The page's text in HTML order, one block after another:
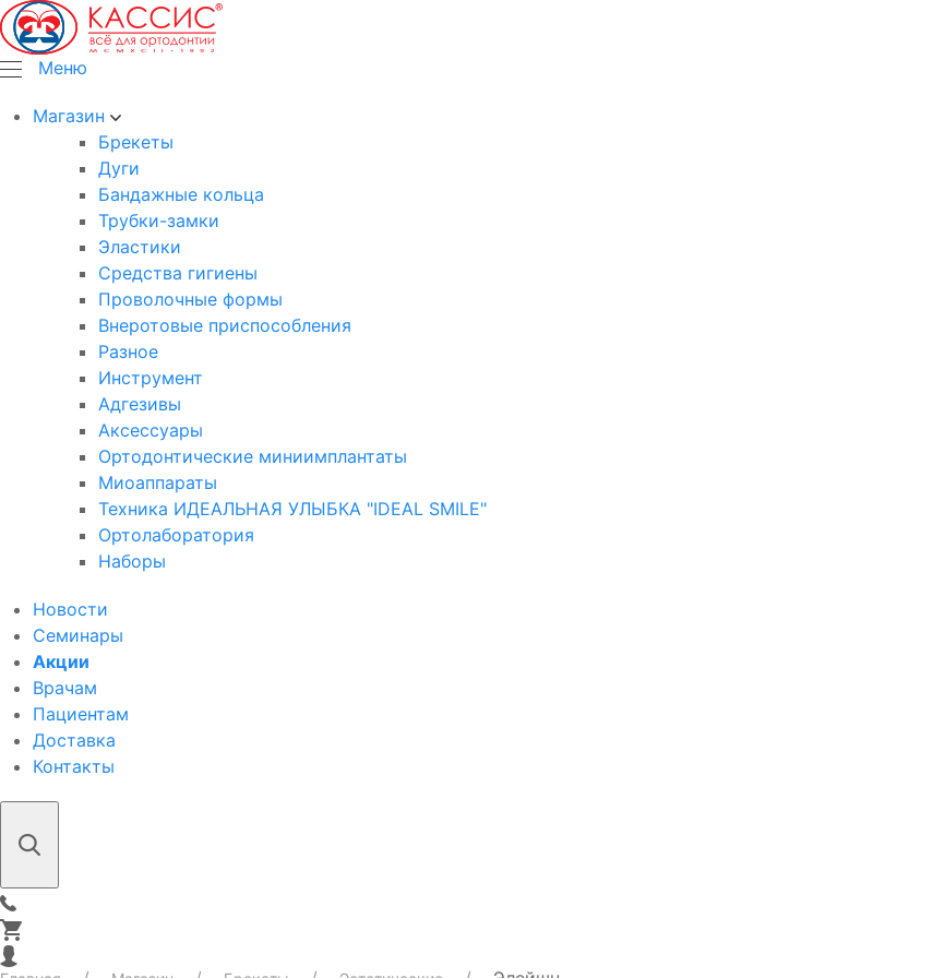
Меню
Магазин
Брекеты
Дуги
Бандажные кольца
Трубки-замки
Эластики
Средства гигиены
Проволочные формы
Внеротовые приспособления
Разное
Инструмент
Адгезивы
Аксессуары
Ортодонтические миниимплантаты
Миоаппараты
Техника ИДЕАЛЬНАЯ УЛЫБКА "IDEAL SMILE"
Ортолаборатория
Наборы
Новости
Семинары
Акции
Врачам
Пациентам
Доставка
Контакты